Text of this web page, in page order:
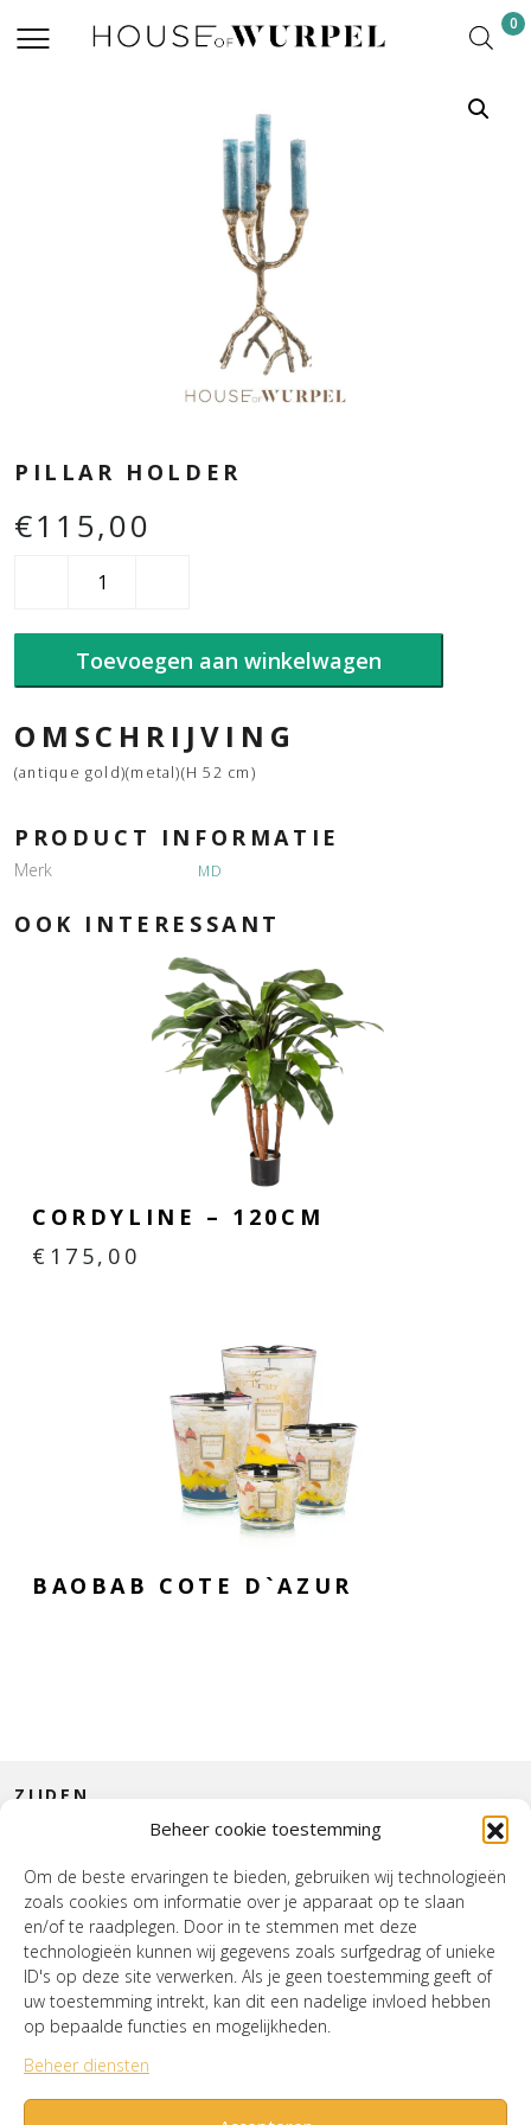
Beheer cookie toestemming
Om de beste ervaringen te bieden, gebruiken wij technologieën
zoals cookies om informatie over je apparaat op te slaan
en/of te raadplegen. Door in te stemmen met deze
technologieën kunnen wij gegevens zoals surfgedrag of unieke
ID's op deze site verwerken. Als je geen toestemming geeft of
uw toestemming intrekt, kan dit een nadelige invloed hebben
op bepaalde functies en mogelijkheden.
Beheer diensten
0
PILLAR HOLDER
€115,00
Toevoegen aan winkelwagen
OMSCHRIJVING
(antique gold)(metal)(H 52 cm)
PRODUCT INFORMATIE
Merk MD
OOK INTERESSANT
CORDYLINE – 120CM
€ 175,00
BAOBAB COTE D`AZUR
HOUSE OF WURPEL
OPENINGSTIJDEN
ZIJDEN
INTERIEUR
Verzenden & RetournerenCookiebeleid (EU)